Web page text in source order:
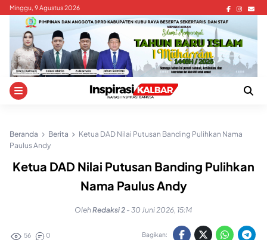
Skip
content
Minggu, 9 Agustus 2026
Beranda Berita
Ketua DAD Nilai Putusan Banding Pulihkan Nama
Paulus Andy
Ketua DAD Nilai Putusan Banding Pulihkan
Nama Paulus Andy
OlehRedaksi 2 - 30 Juni 2026, 15:14
56 0 Bagikan: